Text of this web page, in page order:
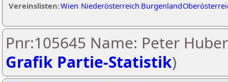
Vereinslisten:Wien Niederösterreich Burgenland
Pnr:105645 Name: Peter
Grafik Partie-Statistik)